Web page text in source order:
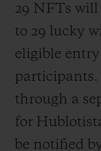
29 NFTs will
to 29 lucky
eligible
participants.
through a
for
be notified